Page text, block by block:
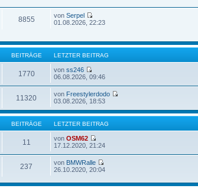
8855 vonSerpel
01.08.2026, 22:23
BEITRÄGE LETZTER BEITRAG
1770 vonss246
06.08.2026, 09:46
11320 von Freestylerdodo
03.08.2026, 18:53
BEITRÄGE LETZTER BEITRAG
11 vonOSM62
17.12.2020, 21:24
237 von BMWRalle
26.10.2020, 20:04